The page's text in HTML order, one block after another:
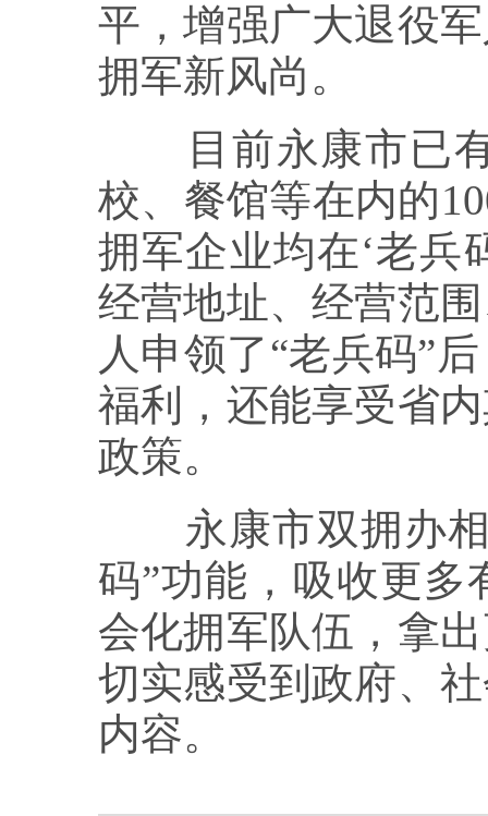
平，增强广大退役
拥军新风尚。
目前永康市已有
校、餐馆等在内的
拥军企业均在‘老兵
经营地址、经营范
人申领了“老兵码”
福利，还能享受省
政策。
永康市双拥办相
码”功能，吸收更多
会化拥军队伍，拿
切实感受到政府、
内容。